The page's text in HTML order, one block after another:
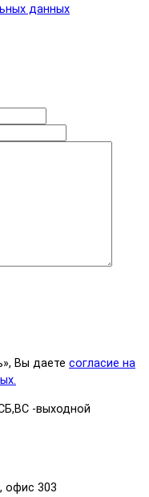
данных
Вы даете согласие на
-выходной
офис 303